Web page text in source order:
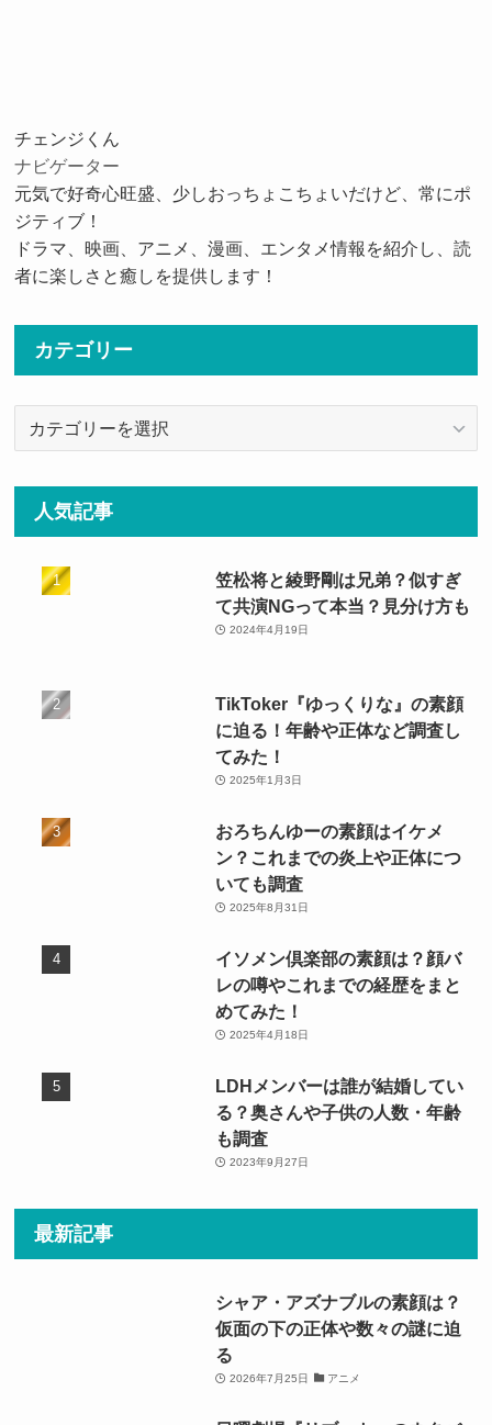
チェンジくん
ナビゲーター
元気で好奇心旺盛、少しおっちょこちょいだけど、常にポ
ジティブ！
ドラマ、映画、アニメ、漫画、エンタメ情報を紹介し、読
者に楽しさと癒しを提供します！
カテゴリー
人気記事
笠松将と綾野剛は兄弟？似すぎ
て共演NGって本当？見分け方も
2024年4月19日
TikToker『ゆっくりな』の素顔
に迫る！年齢や正体など調査し
てみた！
2025年1月3日
おろちんゆーの素顔はイケメ
ン？これまでの炎上や正体につ
いても調査
2025年8月31日
イソメン倶楽部の素顔は？顔バ
レの噂やこれまでの経歴をまと
めてみた！
2025年4月18日
LDHメンバーは誰が結婚してい
る？奥さんや子供の人数・年齢
も調査
2023年9月27日
最新記事
シャア・アズナブルの素顔は？
仮面の下の正体や数々の謎に迫
る
2026年7月25日 アニメ